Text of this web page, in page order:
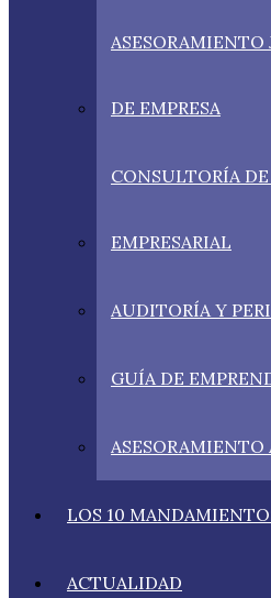
DE EMPRESA
CONSULTORÍA
EMPRESARIAL
AUDITORÍA Y
GUÍA DE
ASESORAMIENTO
LOS 10
ACTUALIDAD